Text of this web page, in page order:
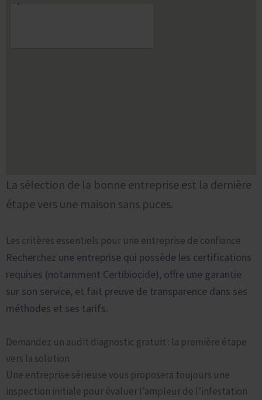
La sélection de la bonne entreprise est la dernière
étape vers une maison sans puces.
Les critères essentiels pour une entreprise de confiance
Recherchez une entreprise qui possède les certifications
requises (notamment Certibiocide), offre une garantie
sur son service, et fait preuve de transparence dans ses
méthodes et ses tarifs.
Demandez un audit diagnostic gratuit : la première étape
vers la solution
Une entreprise sérieuse vous proposera toujours une
inspection initiale pour évaluer l’ampleur de l’infestation